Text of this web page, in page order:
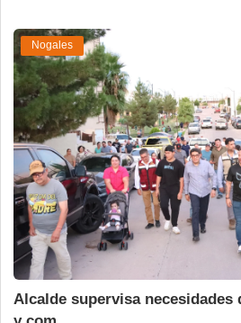
Nogales
Alcalde supervisa necesidades